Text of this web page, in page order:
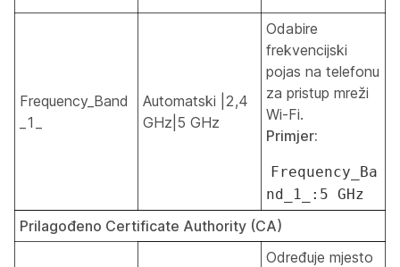
Frequency_Band
_1_
Automatski |2,4
GHz|5 GHz
Odabire
frekvencijski
pojas na telefonu
za pristup mreži
Wi-Fi.
Primjer:
Frequency_Ba
nd_1_:5 GHz
Prilagođeno Certificate Authority (CA)
Određuje mjesto